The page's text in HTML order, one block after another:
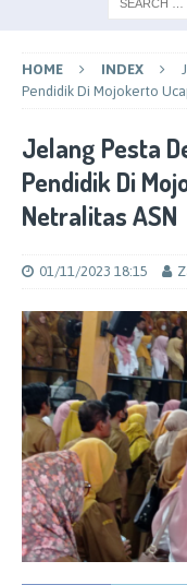
HOME INDEX
Pendidik Di Mojokerto
Jelang Pesta
Pendidik Di
Netralitas ASN
01/11/2023 18:15